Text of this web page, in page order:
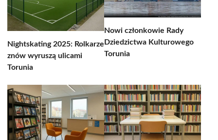
Nightskating 2025: Rolkarze
znów wyruszą ulicami
Torunia
Nowi członkowie Rady
Dziedzictwa Kulturowego
Torunia